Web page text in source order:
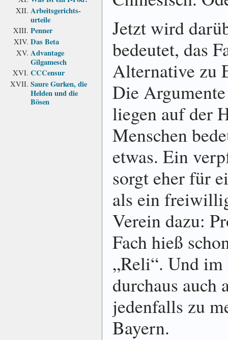
Arbeits­gerichts­
urteile
Penner
Das Beta
Advantage
Gilgamesch
CCCensur
Saure Gurken, die
Helden und die
Bösen
Jetzt wird
bedeutet, das
Alternative zu
Die
liegen auf der
Menschen
etwas. Ein
sorgt eher für
als ein
Verein dazu:
Fach hieß
„Reli“. Und
durchaus auch
jedenfalls zu
Bayern.